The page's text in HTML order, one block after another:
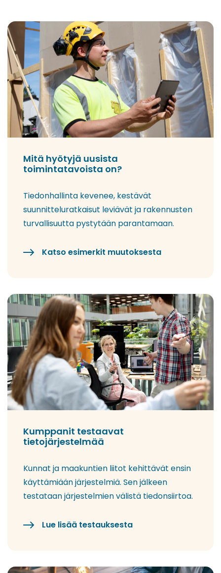
Mitä hyötyjä uusista
toimintatavoista on?
Tiedonhallinta kevenee, kestävät
suunnitteluratkaisut leviävät ja rakennusten
turvallisuutta pystytään parantamaan.
Katso esimerkit muutoksesta
Kumppanit testaavat
tietojärjestelmää
Kunnat ja maakuntien liitot kehittävät ensin
käyttämiään järjestelmiä. Sen jälkeen
testataan järjestelmien välistä tiedonsiirtoa.
Lue lisää testauksesta